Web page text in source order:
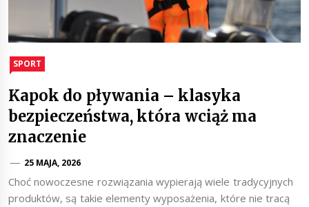
SPORT
Kapok do pływania – klasyka
bezpieczeństwa, która wciąż ma
znaczenie
25 MAJA, 2026
Choć nowoczesne rozwiązania wypierają wiele tradycyjnych
produktów, są takie elementy wyposażenia, które nie tracą